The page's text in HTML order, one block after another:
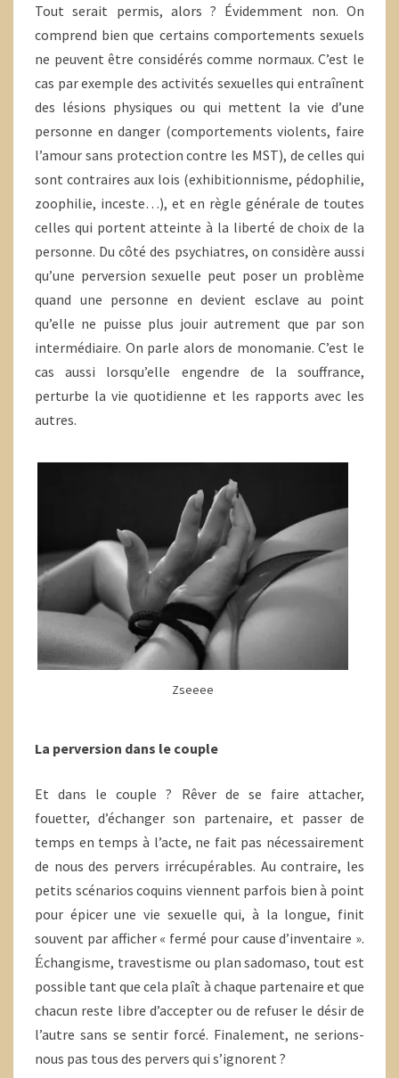
Tout serait permis, alors ? Évidemment non. On
comprend bien que certains comportements sexuels
ne peuvent être considérés comme normaux. C’est le
cas par exemple des activités sexuelles qui entraînent
des lésions physiques ou qui mettent la vie d’une
personne en danger (comportements violents, faire
l’amour sans protection contre les MST), de celles qui
sont contraires aux lois (exhibitionnisme, pédophilie,
zoophilie, inceste…), et en règle générale de toutes
celles qui portent atteinte à la liberté de choix de la
personne. Du côté des psychiatres, on considère aussi
qu’une perversion sexuelle peut poser un problème
quand une personne en devient esclave au point
qu’elle ne puisse plus jouir autrement que par son
intermédiaire. On parle alors de monomanie. C’est le
cas aussi lorsqu’elle engendre de la souffrance,
perturbe la vie quotidienne et les rapports avec les
autres.
Zseeee
La perversion dans le couple
Et dans le couple ? Rêver de se faire attacher,
fouetter, d’échanger son partenaire, et passer de
temps en temps à l’acte, ne fait pas nécessairement
de nous des pervers irrécupérables. Au contraire, les
petits scénarios coquins viennent parfois bien à point
pour épicer une vie sexuelle qui, à la longue, finit
souvent par afficher « fermé pour cause d’inventaire ».
Échangisme, travestisme ou plan sadomaso, tout est
possible tant que cela plaît à chaque partenaire et que
chacun reste libre d’accepter ou de refuser le désir de
l’autre sans se sentir forcé. Finalement, ne serions-
nous pas tous des pervers qui s’ignorent ?